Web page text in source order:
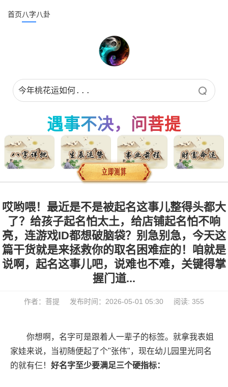
首页八字八卦
遇事不决，问菩提
哎哟喂！最近是不是被起名这事儿整得头都大
了？给孩子起名怕太土，给店铺起名怕不响
亮，连游戏ID都想破脑袋？别急别急，今天这
篇干货就是来拯救你的取名困难症的！咱就是
说啊，起名这事儿吧，说难也不难，关键得掌
握门道...
作者：菩提 发布时间：2026-05-01 05:30 阅读: 355
你想啊，名字可是跟着人一辈子的标签。就拿我表姐
家娃来说，当初随便起了个"张伟"，现在幼儿园里光同名
的就有仨！ 好名字至少要满足三个硬指标：